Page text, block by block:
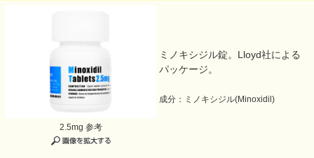
ミノキシジル錠。Lloyd社による
パッケージ。
成分：ミノキシジル(Minoxidil)
2.5mg 参考